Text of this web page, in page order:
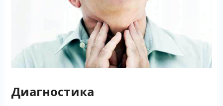
Диагностика